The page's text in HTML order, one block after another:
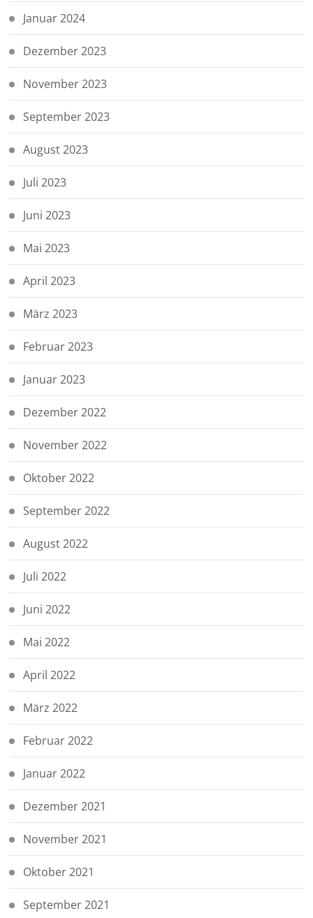
Januar 2024
Dezember 2023
November 2023
September 2023
August 2023
Juli 2023
Juni 2023
Mai 2023
April 2023
März 2023
Februar 2023
Januar 2023
Dezember 2022
November 2022
Oktober 2022
September 2022
August 2022
Juli 2022
Juni 2022
Mai 2022
April 2022
März 2022
Februar 2022
Januar 2022
Dezember 2021
November 2021
Oktober 2021
September 2021